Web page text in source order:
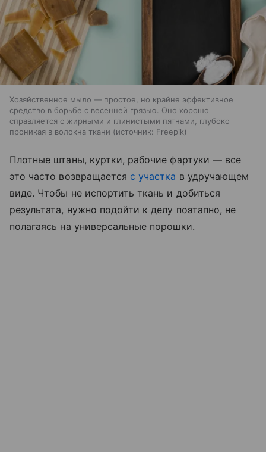
Хозяйственное мыло — простое, но крайне эффективное
средство в борьбе с весенней грязью. Оно хорошо
справляется с жирными и глинистыми пятнами, глубоко
проникая в волокна ткани
источник: Freepik
Плотные штаны, куртки, рабочие фартуки — все
это часто возвращается с участка в удручающем
виде. Чтобы не испортить ткань и добиться
результата, нужно подойти к делу поэтапно, не
полагаясь на универсальные порошки.